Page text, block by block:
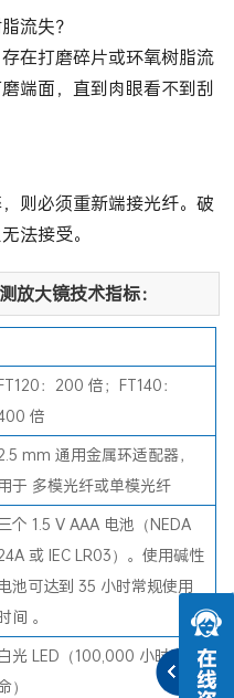
流失？
在打磨碎片或环氧树脂流
端面，直到肉眼看不到刮
则必须重新端接光纤。破
法接受。
放大镜技术指标：
：200 倍；FT140：
倍
mm 通用金属环适配器，
于 多模光纤或单模光纤
个 1.5 V AAA 电池（NEDA
或 IEC LR03）。使用碱性
电池可达到 35 小时常规使用
间 。
白光 LED（100,000 小时寿
）